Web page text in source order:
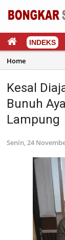
INDEKS
Home
Kesal
Bunuh
Lampung
Senin, 24